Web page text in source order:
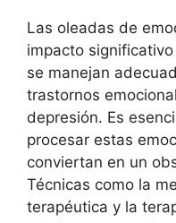
Las oleadas de
impacto
se manejan
trastornos
depresión. Es
procesar estas
conviertan en un
Técnicas como la
terapéutica y la